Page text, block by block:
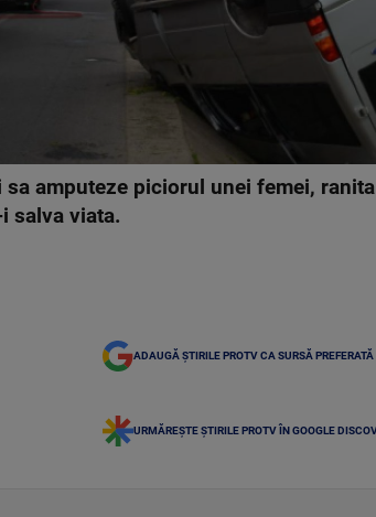
amputeze piciorul unei femei,
salva viata.
ADAUGĂ ȘTIRILE PROTV CA SURSĂ PREFERATĂ
URMĂREȘTE ȘTIRILE PROTV ÎN GOOGLE